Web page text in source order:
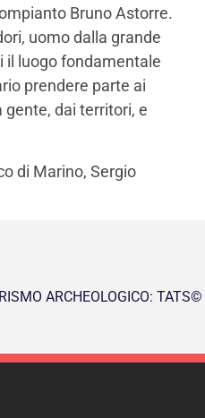
Bruno Astorre.
uomo dalla grande
il luogo fondamentale
prendere parte ai
dai territori, e
di Marino, Sergio